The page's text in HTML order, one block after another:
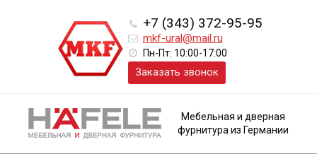
+7 (343) 372-95-95
mkf-ural@mail.ru
Пн-Пт: 10:00-17:00
Заказать звонок
Мебельная и дверная
фурнитура из Германии